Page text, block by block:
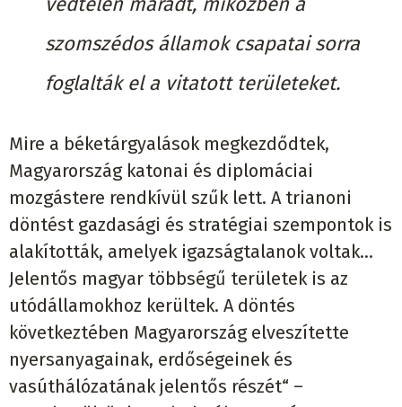
szomszédos államok csapatai sorra
foglalták el a vitatott területeket.
Mire a béketárgyalások megkezdődtek,
Magyarország katonai és diplomáciai
mozgástere rendkívül szűk lett. A trianoni
döntést gazdasági és stratégiai szempontok is
alakították, amelyek igazságtalanok voltak...
Jelentős magyar többségű területek is az
utódállamokhoz kerültek. A döntés
következtében Magyarország elveszítette
nyersanyagainak, erdőségeinek és
vasúthálózatának jelentős részét“ –